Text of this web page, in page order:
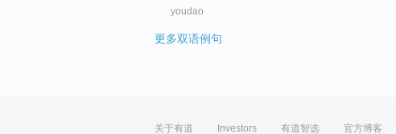
youdao
更多双语例句
关于有道 Investors 有道智选 官方博客